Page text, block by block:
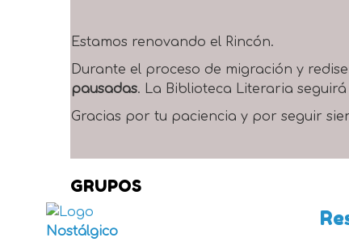
Estamos renovando el Rincón.
Durante el proceso de migración y
pausadas. La Biblioteca Literaria
Gracias por tu paciencia y por seguir
GRUPOS
Nostálgico